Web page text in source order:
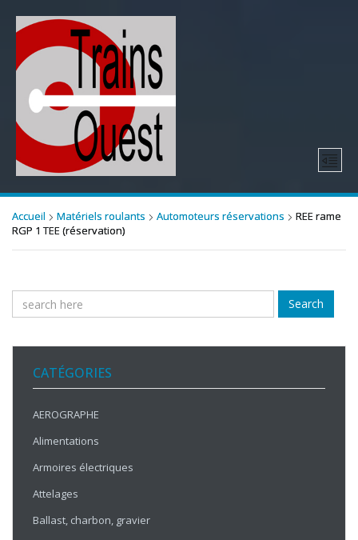
Accueil Matériels roulants Automoteurs réservations
REE rame
RGP 1 TEE (réservation)
Search
CATÉGORIES
AEROGRAPHE
Alimentations
Armoires électriques
Attelages
Ballast, charbon, gravier